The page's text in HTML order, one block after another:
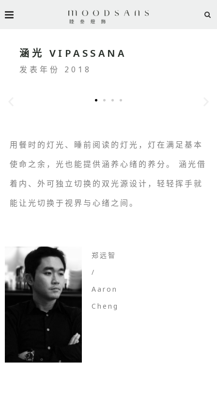
涵光 VIPASSANA
发表年份 2018
用餐时的灯光、睡前阅读的灯光，灯在满足基本
使命之余，光也能提供涵养心绪的养分。 涵光借
着内、外可独立切换的双光源设计，轻轻挥手就
能让光切换于视界与心绪之间。
郑远智
/
Aaron
Cheng